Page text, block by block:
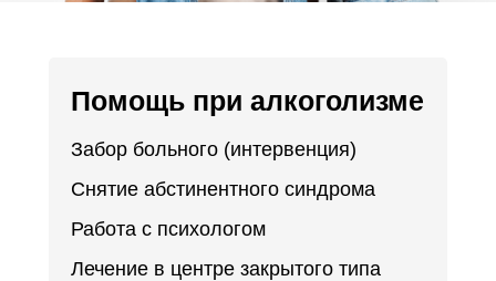
Помощь при алкоголизме
Забор больного (интервенция)
Снятие абстинентного синдрома
Работа с психологом
Лечение в центре закрытого типа